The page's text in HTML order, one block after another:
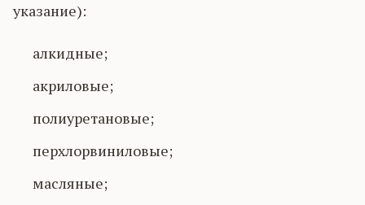
указание):
алкидные;
акриловые;
полиуретановые;
перхлорвиниловые;
масляные;